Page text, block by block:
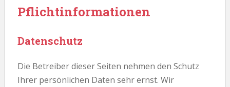
Pflichtinformationen
Datenschutz
Die Betreiber dieser Seiten nehmen den Schutz
Ihrer persönlichen Daten sehr ernst. Wir